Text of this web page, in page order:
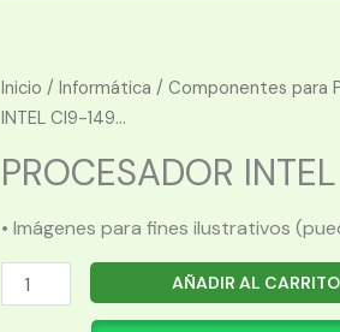
Inicio / Informática / Componentes para
INTEL CI9-149...
PROCESADOR
• Imágenes para fines ilustrativos
PROCESADOR
INTEL
AÑADIR AL CARRITO